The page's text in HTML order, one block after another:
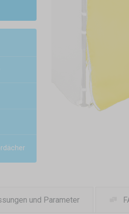
und Parameter